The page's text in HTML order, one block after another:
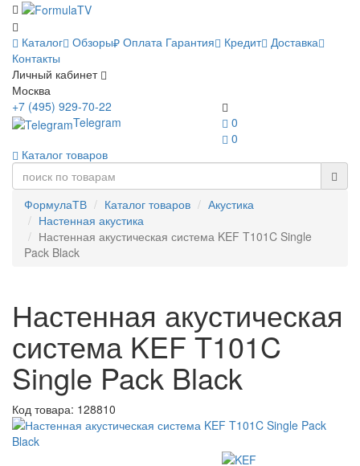
Каталог Обзоры Оплата Гарантия Кредит Доставка
Контакты
Личный кабинет
Москва
0
0
+7 (495) 929-70-22
Telegram
Каталог товаров
ФормулаТВ Каталог товаров
Акустика
Настенная акустика
Настенная акустическая система KEF T101C Single
Pack Black
Настенная акустическая
система KEF T101C
Single Pack Black
Код товара: 128810